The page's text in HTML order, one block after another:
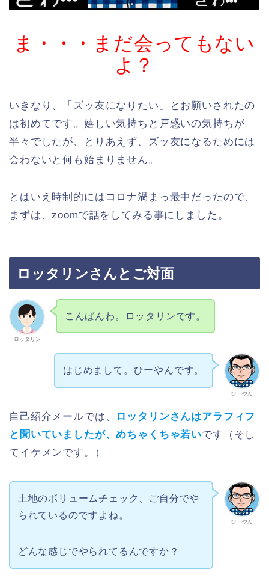
ま・・・まだ会ってもない
よ？
いきなり、「ズッ友になりたい」とお願いされたの
は初めてです。嬉しい気持ちと戸惑いの気持ちが
半々でしたが、とりあえず、ズッ友になるためには
会わないと何も始まりません。
とはいえ時制的にはコロナ渦まっ最中だったので、
まずは、zoomで話をしてみる事にしました。
ロッタリンさんとご対面
ロッタリン
こんばんわ。ロッタリンです。
ひーやん
はじめまして。ひーやんです。
自己紹介メールでは、
ロッタリンさんはアラフィフ
と聞いていましたが、めちゃくちゃ若いです（そし
てイケメンです。）
ひーやん
土地のボリュームチェック、ご自分でや
られているのですよね。
どんな感じでやられてるんですか？